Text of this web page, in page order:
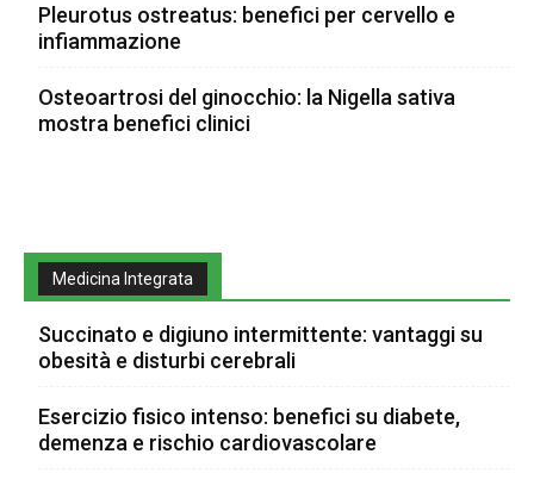
Pleurotus ostreatus: benefici per cervello e
infiammazione
Osteoartrosi del ginocchio: la Nigella sativa
mostra benefici clinici
Medicina Integrata
Succinato e digiuno intermittente: vantaggi su
obesità e disturbi cerebrali
Esercizio fisico intenso: benefici su diabete,
demenza e rischio cardiovascolare